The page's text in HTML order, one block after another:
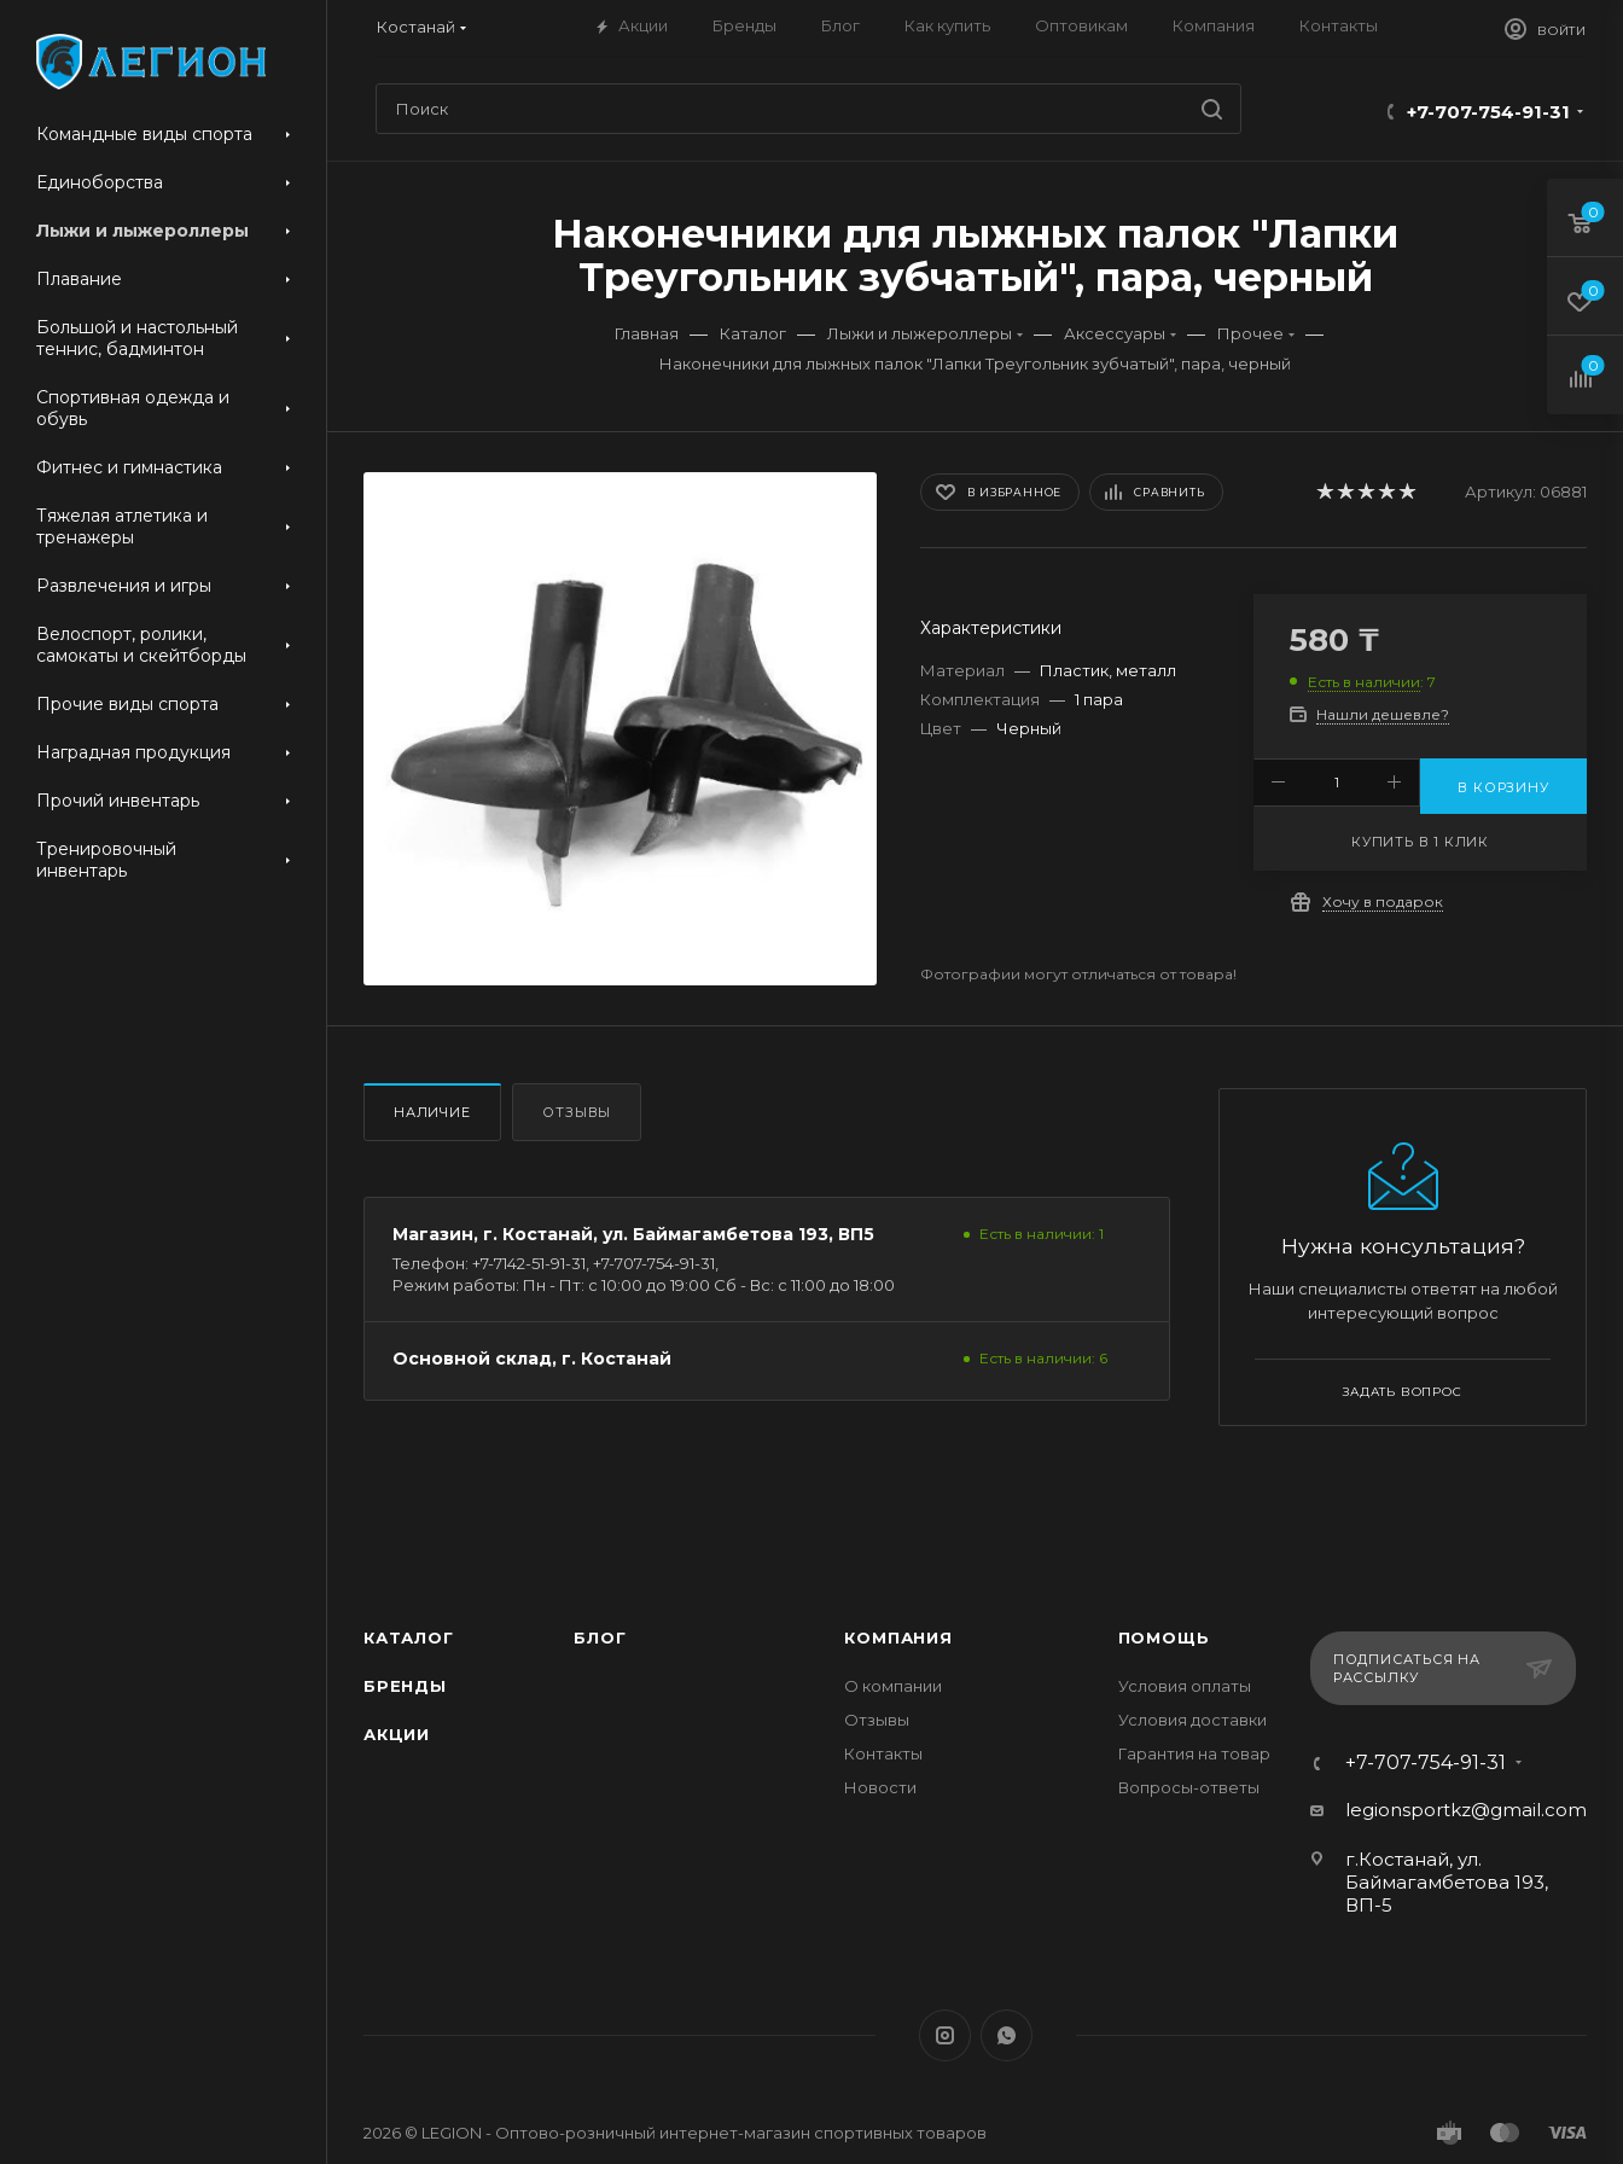
Костанай Акции Бренды Блог Как купить Оптовикам Компания Контакты ВОЙТИ
+7-707-754-91-31
Командные виды спорта
Единоборства
Лыжи и лыжероллеры
Плавание
Большой и настольный
теннис, бадминтон
Спортивная одежда и
обувь
Фитнес и гимнастика
Тяжелая атлетика и
тренажеры
Развлечения и игры
Велоспорт, ролики,
самокаты и скейтборды
Прочие виды спорта
Наградная продукция
Прочий инвентарь
Тренировочный
инвентарь
Наконечники для лыжных палок "Лапки
Треугольник зубчатый", пара, черный
Главная — Каталог — Лыжи и лыжероллеры — Аксессуары — Прочее —
Наконечники для лыжных палок "Лапки Треугольник зубчатый", пара, черный
В ИЗБРАННОЕ СРАВНИТЬ Артикул: 06881
Характеристики
Материал — Пластик, металл
Комплектация — 1 пара
Цвет — Черный
580 ₸
Есть в наличии: 7
Нашли дешевле?
В КОРЗИНУ
КУПИТЬ В 1 КЛИК
Хочу в подарок
Фотографии могут отличаться от товара!
НАЛИЧИЕ ОТЗЫВЫ
Магазин, г. Костанай, ул. Баймагамбетова 193, ВП5
Телефон: +7-7142-51-91-31, +7-707-754-91-31,
Режим работы: Пн - Пт: с 10:00 до 19:00 Сб - Вс: с 11:00 до 18:00
Есть в наличии: 1
Основной склад, г. Костанай Есть в наличии: 6
Нужна консультация?
Наши специалисты ответят на любой
интересующий вопрос
ЗАДАТЬ ВОПРОС
КАТАЛОГ
БРЕНДЫ
АКЦИИ
БЛОГ КОМПАНИЯ
О компании
Отзывы
Контакты
Новости
ПОМОЩЬ
Условия оплаты
Условия доставки
Гарантия на товар
Вопросы-ответы
ПОДПИСАТЬСЯ НА
РАССЫЛКУ
+7-707-754-91-31
legionsportkz@gmail.com
г.Костанай, ул.
Баймагамбетова 193,
ВП-5
2026 © LEGION - Оптово-розничный интернет-магазин спортивных товаров
0
0
0